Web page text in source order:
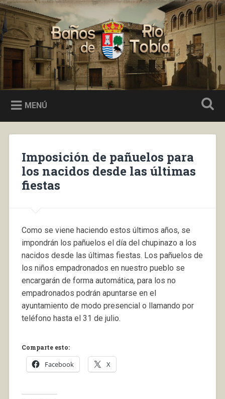
Saltar
al
contenido
Buscar
Baños de Río Tobía
MENÚ
Imposición de pañuelos para
los nacidos desde las últimas
fiestas
Como se viene haciendo estos últimos años, se
impondrán los pañuelos el día del chupinazo a los
nacidos desde las últimas fiestas. Los pañuelos de
los niños empadronados en nuestro pueblo se
encargarán de forma automática, para los no
empadronados podrán apuntarse en el
ayuntamiento de modo presencial o llamando por
teléfono hasta el 31 de julio.
Comparte esto:
Facebook X